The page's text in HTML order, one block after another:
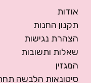
אודות
תקנון החנות
הצהרת נגישות
שאלות ותשובות
המגזין
סיטונאות הלבשה